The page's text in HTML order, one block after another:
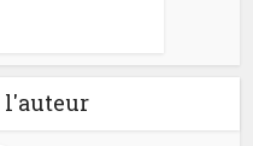
l'auteur